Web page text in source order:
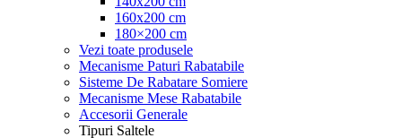
160x200 cm
180×200 cm
Vezi toate produsele
Mecanisme Paturi Rabatabile
Sisteme De Rabatare Somiere
Mecanisme Mese Rabatabile
Accesorii Generale
Tipuri Saltele